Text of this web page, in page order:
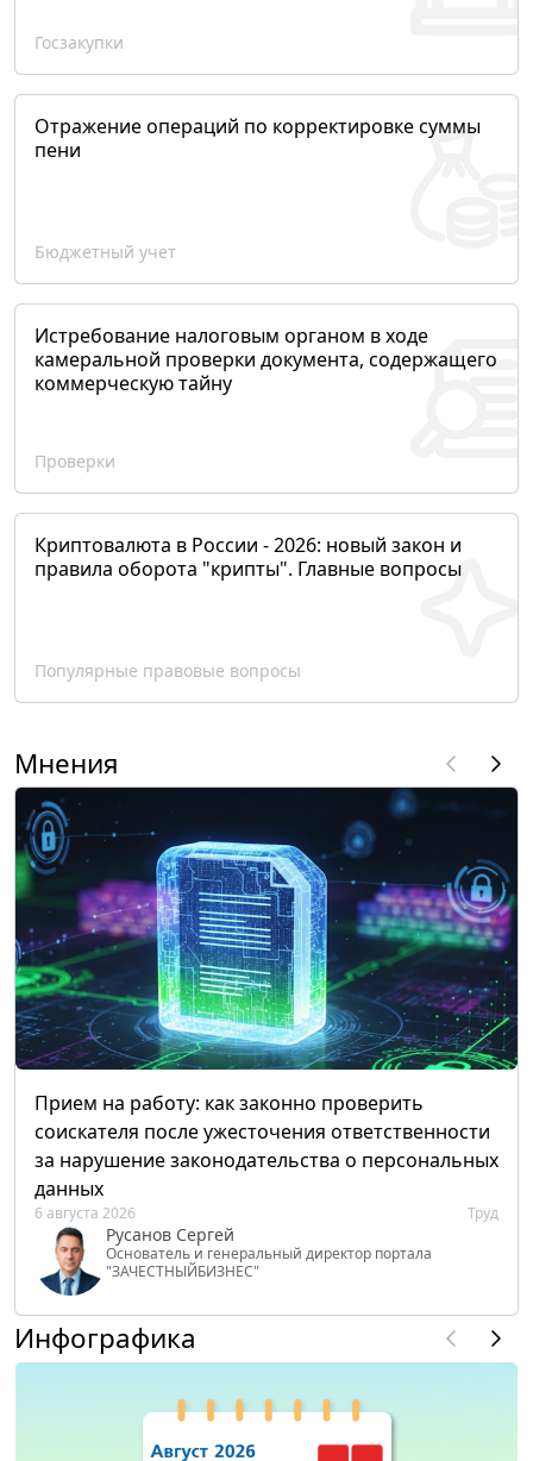
Госзакупки
Отражение операций по корректировке суммы
пени
Бюджетный учет
Истребование налоговым органом в ходе
камеральной проверки документа, содержащего
коммерческую тайну
Проверки
Криптовалюта в России - 2026: новый закон и
правила оборота "крипты". Главные вопросы
Популярные правовые вопросы
Мнения
Прием на работу: как законно проверить
соискателя после ужесточения ответственности
за нарушение законодательства о персональных
данных
6 августа 2026 Труд
Русанов Сергей
Основатель и генеральный директор портала
"ЗАЧЕСТНЫЙБИЗНЕС"
Инфографика